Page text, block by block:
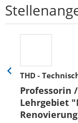
THD -
Professorin
Lehrgebiet
Eine
zurück